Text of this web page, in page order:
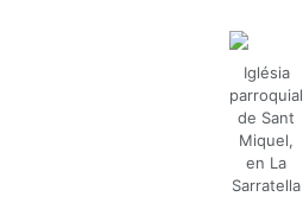
Iglésia
parroquial
de Sant
Miquel,
en La
Sarratella